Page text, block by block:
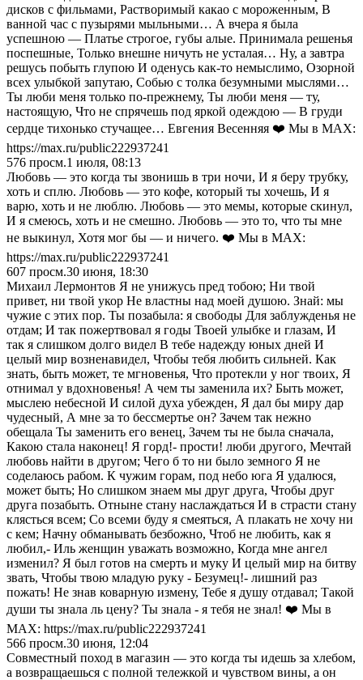
дисков с фильмами, Растворимый какао с мороженным, В
ванной час с пузырями мыльными… А вчера я была
успешною — Платье строгое, губы алые. Принимала решенья
поспешные, Только внешне ничуть не усталая… Ну, а завтра
решусь побыть глупою И оденусь как-то немыслимо, Озорной
всех улыбкой запутаю, Собью с толка безумными мыслями…
Ты люби меня только по-прежнему, Ты люби меня — ту,
настоящую, Что не спрячешь под яркой одеждою — В груди
сердце тихонько стучащее… Евгения Весенняя ❤️ Мы в MAX:
https://max.ru/public222937241
576 просм.1 июля, 08:13
Любовь — это когда ты звонишь в три ночи, И я беру трубку,
хоть и сплю. Любовь — это кофе, который ты хочешь, И я
варю, хоть и не люблю. Любовь — это мемы, которые скинул,
И я смеюсь, хоть и не смешно. Любовь — это то, что ты мне
не выкинул, Хотя мог бы — и ничего. ❤️ Мы в MAX:
https://max.ru/public222937241
607 просм.30 июня, 18:30
Михaил Лeрмонтов Я нe унижусь прeд тобoю; Ни твой
привет, ни твой укор Не властны над моей душою. Знай: мы
чужие с этих пор. Ты позабыла: я свободы Для заблужденья не
отдам; И так пожертвовал я годы Твоей улыбке и глазам, И
так я слишком долго видел В тебе надежду юных дней И
целый мир возненавидел, Чтобы тебя любить сильней. Как
знать, быть может, те мгновенья, Что протекли у ног твоих, Я
отнимал у вдохновенья! А чем ты заменила их? Быть может,
мыслею небесной И силой духа убежден, Я дал бы миру дар
чудесный, А мне за то бессмертье он? Зачем так нежно
обещала Ты заменить его венец, Зачем ты не была сначала,
Какою стала наконец! Я горд!- прости! люби другого, Мечтай
любовь найти в другом; Чего б то ни было земного Я не
соделаюсь рабом. К чужим горам, под небо юга Я удалюся,
может быть; Но слишком знаем мы друг друга, Чтобы друг
друга позабыть. Отныне стану наслаждаться И в страсти стану
клясться всем; Со всеми буду я смеяться, А плакать не хочу ни
с кем; Начну обманывать безбожно, Чтоб не любить, как я
любил,- Иль женщин уважать возможно, Когда мне ангел
изменил? Я был готов на смерть и муку И целый мир на битву
звать, Чтобы твою младую руку - Безумец!- лишний раз
пожать! Не знав коварную измену, Тебе я душу отдавал; Такой
души ты знала ль цену? Ты знала - я тeбя не знaл! ❤️ Мы в
MAX: https://max.ru/public222937241
566 просм.30 июня, 12:04
Совместный поход в магазин — это когда ты идешь за хлебом,
а возвращаешься с полной тележкой и чувством вины, а он